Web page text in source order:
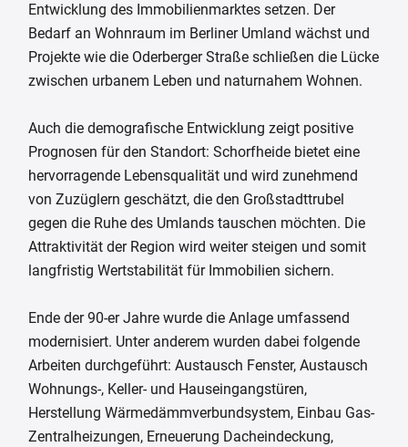
Entwicklung des Immobilienmarktes setzen. Der
Bedarf an Wohnraum im Berliner Umland wächst und
Projekte wie die Oderberger Straße schließen die Lücke
zwischen urbanem Leben und naturnahem Wohnen.
Auch die demografische Entwicklung zeigt positive
Prognosen für den Standort: Schorfheide bietet eine
hervorragende Lebensqualität und wird zunehmend
von Zuzüglern geschätzt, die den Großstadttrubel
gegen die Ruhe des Umlands tauschen möchten. Die
Attraktivität der Region wird weiter steigen und somit
langfristig Wertstabilität für Immobilien sichern.
Ende der 90-er Jahre wurde die Anlage umfassend
modernisiert. Unter anderem wurden dabei folgende
Arbeiten durchgeführt: Austausch Fenster, Austausch
Wohnungs-, Keller- und Hauseingangstüren,
Herstellung Wärmedämmverbundsystem, Einbau Gas-
Zentralheizungen, Erneuerung Dacheindeckung,